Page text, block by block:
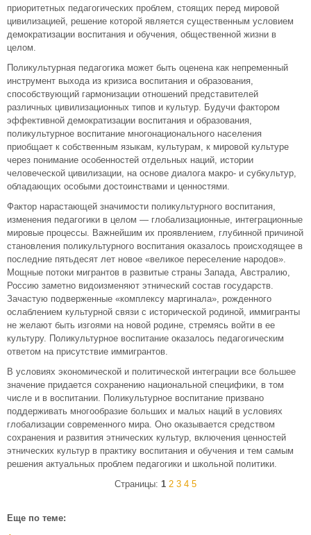
приоритетных педагогических проблем, стоящих перед мировой
цивилизацией, решение которой является существенным условием
демократизации воспитания и обучения, общественной жизни в
целом.
Поликультурная педагогика может быть оценена как непременный
инструмент выхода из кризиса воспитания и образования,
способствующий гармонизации отношений представителей
различных цивилизационных типов и культур. Будучи фактором
эффективной демократизации воспитания и образования,
поликультурное воспитание многонационального населения
приобщает к собственным языкам, культурам, к мировой культуре
через понимание особенностей отдельных наций, истории
человеческой цивилизации, на основе диалога макро- и субкультур,
обладающих особыми достоинствами и ценностями.
Фактор нарастающей значимости поликультурного воспитания,
изменения педагогики в целом — глобализационные, интеграционные
мировые процессы. Важнейшим их проявлением, глубинной причиной
становления поликультурного воспитания оказалось происходящее в
последние пятьдесят лет новое «великое переселение народов».
Мощные потоки мигрантов в развитые страны Запада, Австралию,
Россию заметно видоизменяют этнический состав государств.
Зачастую подверженные «комплексу маргинала», рожденного
ослаблением культурной связи с исторической родиной, иммигранты
не желают быть изгоями на новой родине, стремясь войти в ее
культуру. Поликультурное воспитание оказалось педагогическим
ответом на присутствие иммигрантов.
В условиях экономической и политической интеграции все большее
значение придается сохранению национальной специфики, в том
числе и в воспитании. Поликультурное воспитание призвано
поддерживать многообразие больших и малых наций в условиях
глобализации современного мира. Оно оказывается средством
сохранения и развития этнических культур, включения ценностей
этнических культур в практику воспитания и обучения и тем самым
решения актуальных проблем педагогики и школьной политики.
Страницы: 1 2 3 4 5
Еще по теме: